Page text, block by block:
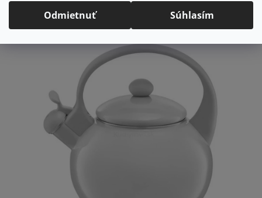
Odmietnuť Súhlasím
Priemerné
hodnotenie
hviezdičiek.
Neohodnotené
Podrobnosti hodnotenia